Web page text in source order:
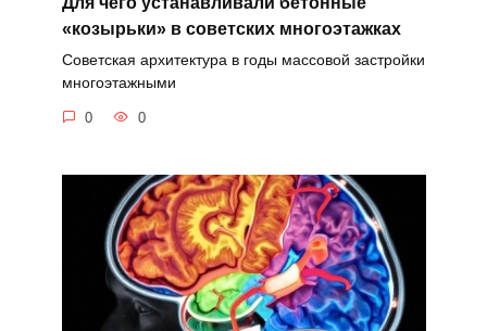
«козырьки» в советских многоэтажках
Советская архитектура в годы массовой застройки
многоэтажными
0 0